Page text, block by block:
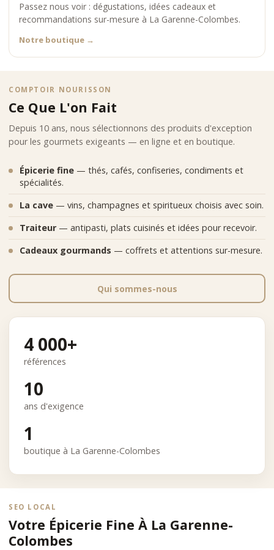
Passez nous voir : dégustations, idées cadeaux et
recommandations sur-mesure à La Garenne-Colombes.
Notre boutique →
COMPTOIR NOURISSON
Ce Que L'on Fait
Depuis 10 ans, nous sélectionnons des produits d'exception
pour les gourmets exigeants — en ligne et en boutique.
Épicerie fine — thés, cafés, confiseries, condiments et
spécialités.
La cave — vins, champagnes et spiritueux choisis avec soin.
Traiteur — antipasti, plats cuisinés et idées pour recevoir.
Cadeaux gourmands — coffrets et attentions sur-mesure.
Qui sommes-nous
4 000+
références
10
ans d'exigence
1
boutique à La Garenne-Colombes
SEO LOCAL
Votre Épicerie Fine À La Garenne-
Colombes